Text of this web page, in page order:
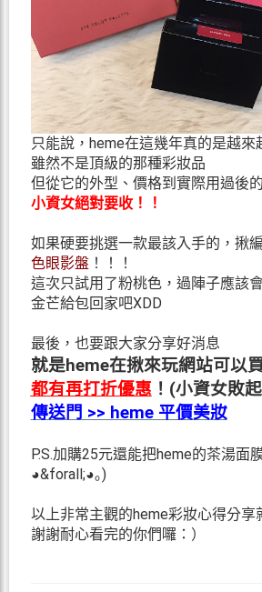
只能說，heme在這幾年真的是越來
雖然不是頂級的那種彩妝品
但從它的外型、價格到實際用過後
小資女絕對要收！！
如果硬要挑選一款最該入手的，揪
色眼影盤！！！
這次只試用了粉桃色，過陣子應該
金芒給包回家吧XDD
最後，也要跟大家分享好消息
就是heme在揪來玩網站可以
都有再打折優惠 ！(小資女敗
傳送門 >> heme 平價美妝
P.S.加購25元還能把heme的茶湯面
◕&forall;◕｡)
以上非常主觀的heme彩妝心得分享
謝謝耐心看完的你們囉：）